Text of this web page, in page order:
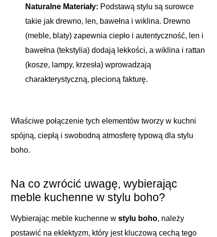
Naturalne Materiały: Podstawą stylu są surowce
takie jak drewno, len, bawełna i wiklina. Drewno
(meble, blaty) zapewnia ciepło i autentyczność, len i
bawełna (tekstylia) dodają lekkości, a wiklina i rattan
(kosze, lampy, krzesła) wprowadzają
charakterystyczną, plecioną fakturę.
Właściwe połączenie tych elementów tworzy w kuchni
spójną, ciepłą i swobodną atmosferę typową dla stylu
boho.
Na co zwrócić uwagę, wybierając
meble kuchenne w stylu boho?
Wybierając meble kuchenne wstylu boho, należy
postawić na eklektyzm, który jest kluczową cechą tego